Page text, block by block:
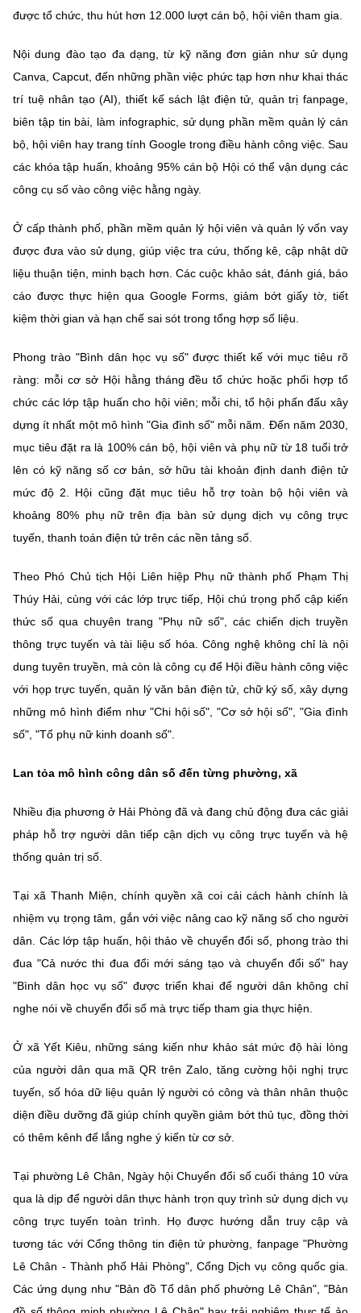
được tổ chức, thu hút hơn 12.000 lượt cán bộ, hội viên tham gia.
Nội dung đào tạo đa dạng, từ kỹ năng đơn giản như sử dụng
Canva, Capcut, đến những phần việc phức tạp hơn như khai thác
trí tuệ nhân tạo (AI), thiết kế sách lật điện tử, quản trị fanpage,
biên tập tin bài, làm infographic, sử dụng phần mềm quản lý cán
bộ, hội viên hay trang tính Google trong điều hành công việc. Sau
các khóa tập huấn, khoảng 95% cán bộ Hội có thể vận dụng các
công cụ số vào công việc hằng ngày.
Ở cấp thành phố, phần mềm quản lý hội viên và quản lý vốn vay
được đưa vào sử dụng, giúp việc tra cứu, thống kê, cập nhật dữ
liệu thuận tiện, minh bạch hơn. Các cuộc khảo sát, đánh giá, báo
cáo được thực hiện qua Google Forms, giảm bớt giấy tờ, tiết
kiệm thời gian và hạn chế sai sót trong tổng hợp số liệu.
Phong trào "Bình dân học vụ số" được thiết kế với mục tiêu rõ
ràng: mỗi cơ sở Hội hằng tháng đều tổ chức hoặc phối hợp tổ
chức các lớp tập huấn cho hội viên; mỗi chi, tổ hội phấn đấu xây
dựng ít nhất một mô hình "Gia đình số" mỗi năm. Đến năm 2030,
mục tiêu đặt ra là 100% cán bộ, hội viên và phụ nữ từ 18 tuổi trở
lên có kỹ năng số cơ bản, sở hữu tài khoản định danh điện tử
mức độ 2. Hội cũng đặt mục tiêu hỗ trợ toàn bộ hội viên và
khoảng 80% phụ nữ trên địa bàn sử dụng dịch vụ công trực
tuyến, thanh toán điện tử trên các nền tảng số.
Theo Phó Chủ tịch Hội Liên hiệp Phụ nữ thành phố Phạm Thị
Thúy Hải, cùng với các lớp trực tiếp, Hội chú trọng phổ cập kiến
thức số qua chuyên trang "Phụ nữ số", các chiến dịch truyền
thông trực tuyến và tài liệu số hóa. Công nghệ không chỉ là nội
dung tuyên truyền, mà còn là công cụ để Hội điều hành công việc
với họp trực tuyến, quản lý văn bản điện tử, chữ ký số, xây dựng
những mô hình điểm như "Chi hội số", "Cơ sở hội số", "Gia đình
số", "Tổ phụ nữ kinh doanh số".
Lan tỏa mô hình công dân số đến từng phường, xã
Nhiều địa phương ở Hải Phòng đã và đang chủ động đưa các giải
pháp hỗ trợ người dân tiếp cận dịch vụ công trực tuyến và hệ
thống quản trị số.
Tại xã Thanh Miện, chính quyền xã coi cải cách hành chính là
nhiệm vụ trọng tâm, gắn với việc nâng cao kỹ năng số cho người
dân. Các lớp tập huấn, hội thảo về chuyển đổi số, phong trào thi
đua "Cả nước thi đua đổi mới sáng tạo và chuyển đổi số" hay
"Bình dân học vụ số" được triển khai để người dân không chỉ
nghe nói về chuyển đổi số mà trực tiếp tham gia thực hiện.
Ở xã Yết Kiêu, những sáng kiến như khảo sát mức độ hài lòng
của người dân qua mã QR trên Zalo, tăng cường hội nghị trực
tuyến, số hóa dữ liệu quản lý người có công và thân nhân thuộc
diện điều dưỡng đã giúp chính quyền giảm bớt thủ tục, đồng thời
có thêm kênh để lắng nghe ý kiến từ cơ sở.
Tại phường Lê Chân, Ngày hội Chuyển đổi số cuối tháng 10 vừa
qua là dịp để người dân thực hành trọn quy trình sử dụng dịch vụ
công trực tuyến toàn trình. Họ được hướng dẫn truy cập và
tương tác với Cổng thông tin điện tử phường, fanpage "Phường
Lê Chân - Thành phố Hải Phòng", Cổng Dịch vụ công quốc gia.
Các ứng dụng như "Bản đồ Tổ dân phố phường Lê Chân", "Bản